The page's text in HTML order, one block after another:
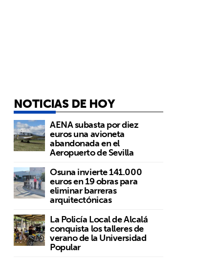
NOTICIAS DE HOY
AENA subasta por diez
euros una avioneta
abandonada en el
Aeropuerto de Sevilla
Osuna invierte 141.000
euros en 19 obras para
eliminar barreras
arquitectónicas
La Policía Local de Alcalá
conquista los talleres de
verano de la Universidad
Popular